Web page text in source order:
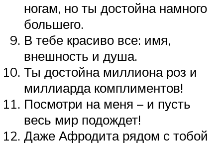
ногам, но ты достойна намного
большего.
В тебе красиво все: имя,
внешность и душа.
Ты достойна миллиона роз и
миллиарда комплиментов!
Посмотри на меня – и пусть
весь мир подождет!
Даже Афродита рядом с тобой